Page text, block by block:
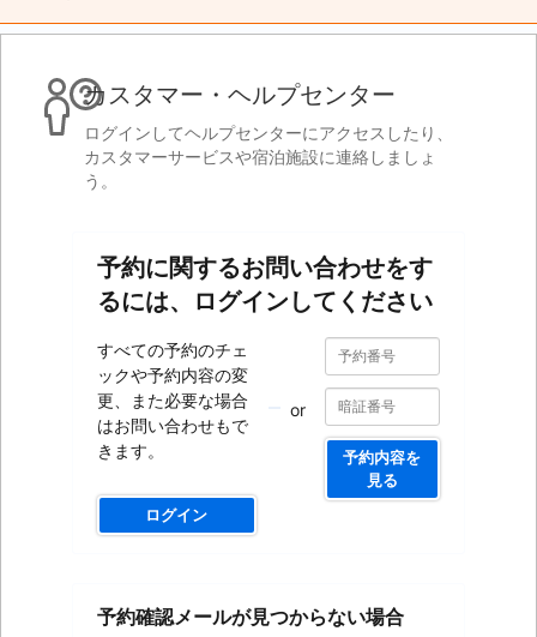
カスタマー・ヘルプセンター
ログインしてヘルプセンターにアクセスしたり、
カスタマーサービスや宿泊施設に連絡しましょ
う。
予約に関するお問い合わせをす
るには、ログインしてください
すべての予約のチェ
ックや予約内容の変
更、また必要な場合
はお問い合わせもで
きます。
ログイン
or
約
番
号
予
番
号
予約内容を
見る
予約確認メールが見つからない場合